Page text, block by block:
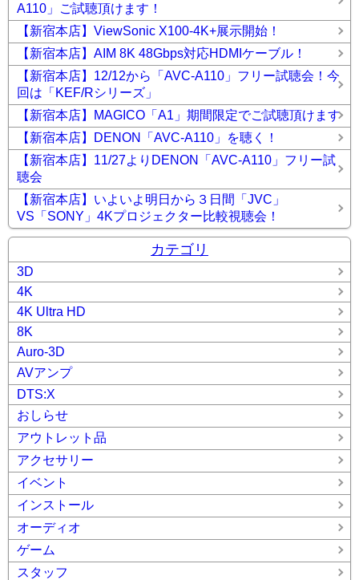
A110」ご試聴頂けます！
【新宿本店】ViewSonic X100-4K+展示開始！
【新宿本店】AIM 8K 48Gbps対応HDMIケーブル！
【新宿本店】12/12から「AVC-A110」フリー試聴会！今
回は「KEF/Rシリーズ」
【新宿本店】MAGICO「A1」期間限定でご試聴頂けます
【新宿本店】DENON「AVC-A110」を聴く！
【新宿本店】11/27よりDENON「AVC-A110」フリー試
聴会
【新宿本店】いよいよ明日から３日間「JVC」
VS「SONY」4Kプロジェクター比較視聴会！
カテゴリ
3D
4K
4K Ultra HD
8K
Auro-3D
AVアンプ
DTS:X
おしらせ
アウトレット品
アクセサリー
イベント
インストール
オーディオ
ゲーム
スタッフ